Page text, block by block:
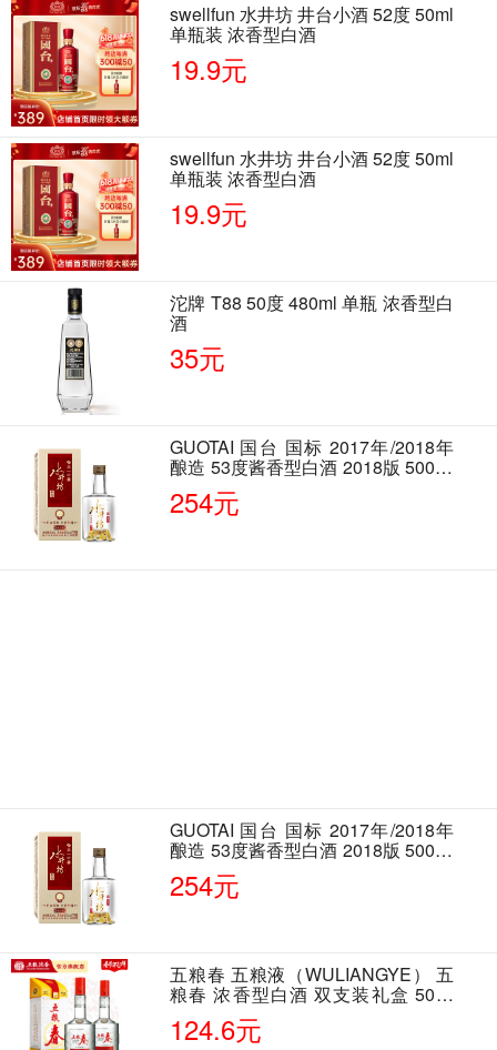
swellfun 水井坊 井台小酒 52度 50ml
单瓶装 浓香型白酒
19.9元
swellfun 水井坊 井台小酒 52度 50ml
单瓶装 浓香型白酒
19.9元
沱牌 T88 50度 480ml 单瓶 浓香型白
酒
35元
GUOTAI 国台 国标 2017年/2018年
酿造 53度酱香型白酒 2018版 500ml
单瓶装
254元
GUOTAI 国台 国标 2017年/2018年
酿造 53度酱香型白酒 2018版 500ml
单瓶装
254元
五粮春 五粮液（WULIANGYE） 五
粮春 浓香型白酒 双支装礼盒 50度
500ml*2瓶 含酒具
124.6元